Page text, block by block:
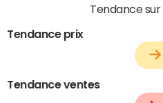
Tendance sur
Tendance prix
Tendance ventes